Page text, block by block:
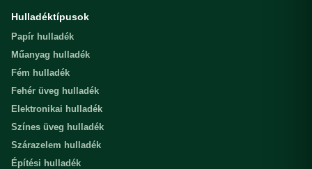
Hulladéktípusok
Papír hulladék
Műanyag hulladék
Fém hulladék
Fehér üveg hulladék
Elektronikai hulladék
Színes üveg hulladék
Szárazelem hulladék
Építési hulladék